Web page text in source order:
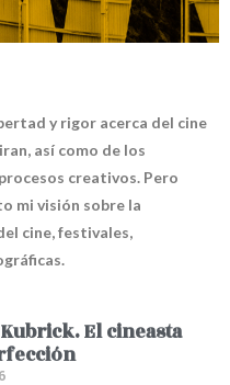
y rigor acerca del cine
así como de los
creativos. Pero
mi visión sobre la
cine, festivales,
El cineasta